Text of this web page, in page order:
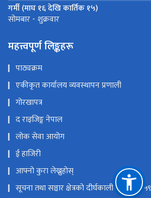
गर्मी (माघ १६ देखि कार्तिक १५)
सोमबार - शुक्रवार
महत्त्वपूर्ण लिङ्कहरू
पाठ्यक्रम
एकीकृत कार्यालय व्यवस्थापन प्रणाली
गोरखापत्र
द राइजिङ्ग नेपाल
लोक सेवा आयोग
ई हाजिरी
आफ्नो कुरा लेख्नुहोस्
सूचना तथा सञ्चार क्षेत्रको दीर्घकालीन नीति २०५९